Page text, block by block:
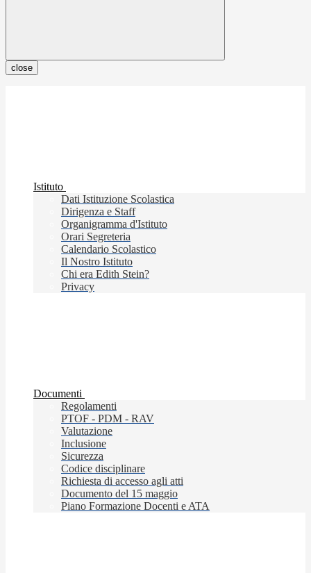
close
Istituto
Dati Istituzione Scolastica
Dirigenza e Staff
Organigramma d'Istituto
Orari Segreteria
Calendario Scolastico
Il Nostro Istituto
Chi era Edith Stein?
Privacy
Documenti
Regolamenti
PTOF - PDM - RAV
Valutazione
Inclusione
Sicurezza
Codice disciplinare
Richiesta di accesso agli atti
Documento del 15 maggio
Piano Formazione Docenti e ATA